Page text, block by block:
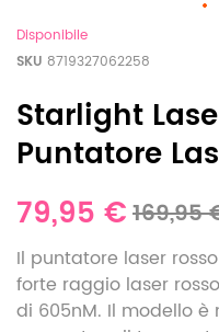
Disponibile
SKU 8719327062258
Starlight
Puntatore
79,95 €169,95
Il puntatore laser
forte raggio laser
di 605nM. Il modello